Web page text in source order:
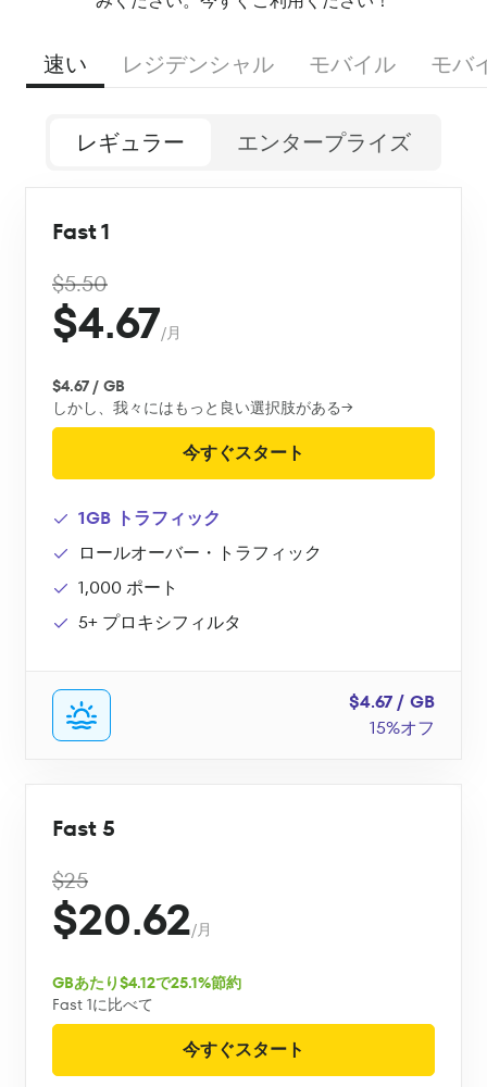
速い レジデンシャル モバイル モバ
レギュラー エンタープライズ
Fast 1
$5.50
$4.67/月
$4.67 / GB
しかし、我々にはもっと良い選択肢がある→
今すぐスタート
1GB トラフィック
ロールオーバー・トラフィック
1,000 ポート
5+ プロキシフィルタ
$4.67 / GB
15%オフ
Fast 5
$25
$20.62/月
GBあたり$4.12で25.1%節約
Fast 1に比べて
今すぐスタート